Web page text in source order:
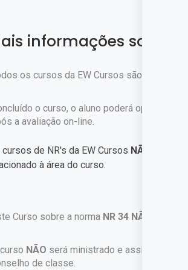
informações sobre o
os cursos da EW Cursos são gratuitos.
o curso, o aluno poderá optar pela
a avaliação on-line.
cursos de NR's da EW Cursos NÃO
são
à área do curso.
Curso sobre a norma NR 34 NÃO
NÃO será ministrado e assinado por
de classe.